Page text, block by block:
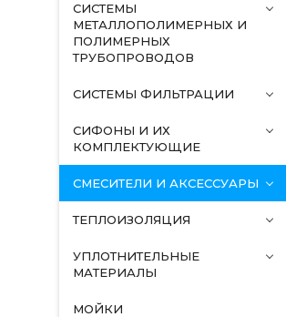
СИСТЕМЫ
МЕТАЛЛОПОЛИМЕРНЫХ И
ПОЛИМЕРНЫХ
ТРУБОПРОВОДОВ
СИСТЕМЫ ФИЛЬТРАЦИИ
СИФОНЫ И ИХ
КОМПЛЕКТУЮЩИЕ
СМЕСИТЕЛИ И АКСЕССУАРЫ
ТЕПЛОИЗОЛЯЦИЯ
УПЛОТНИТЕЛЬНЫЕ
МАТЕРИАЛЫ
МОЙКИ